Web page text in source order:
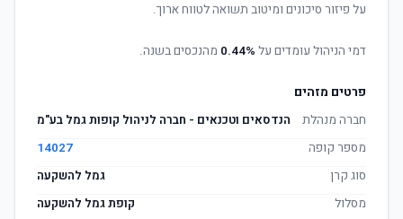
על פיזור סיכונים ומיטוב תשואה לטווח ארוך.
דמי הניהול עומדים על 0.44% מהנכסים בשנה.
פרטים מזהים
חברה מנהלת
הנדסאים וטכנאים - חברה לניהול קופות גמל בע"מ
מספר קופה
14027
סוג קרן
גמל להשקעה
מסלול
קופת גמל להשקעה